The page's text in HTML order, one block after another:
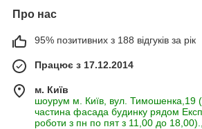
Про нас
95% позитивних з 188 відгуків за рік
Працює з 17.12.2014
м. Київ
шоурум м. Київ, вул. Тимошенка,19
частина фасада будинку рядом
роботи з пн по пят з 11,00 до